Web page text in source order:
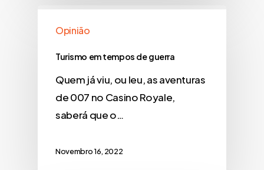
Opinião
Turismo em tempos de guerra
Quem já viu, ou leu, as aventuras
de 007 no Casino Royale,
saberá que o…
Novembro 16, 2022